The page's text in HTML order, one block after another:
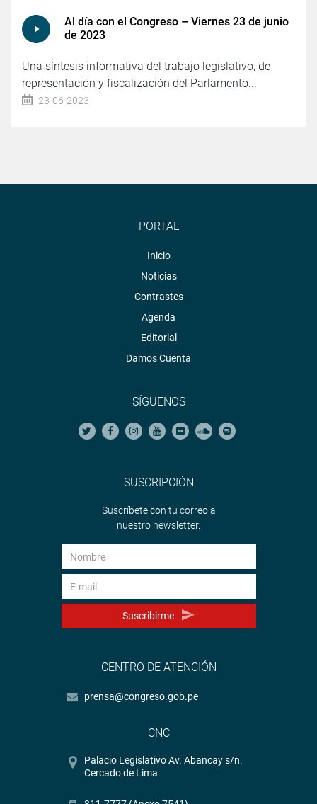
Al día con el Congreso – Viernes 23 de junio
de 2023
Una síntesis informativa del trabajo legislativo, de
representación y fiscalización del Parlamento...
23-06-2023
PORTAL
Inicio
Noticias
Contrastes
Agenda
Editorial
Damos Cuenta
SÍGUENOS
SUSCRIPCIÓN
Suscríbete con tu correo a
nuestro newsletter.
Suscribirme
CENTRO DE ATENCIÓN
prensa@congreso.gob.pe
CNC
Palacio Legislativo Av. Abancay s/n.
Cercado de Lima